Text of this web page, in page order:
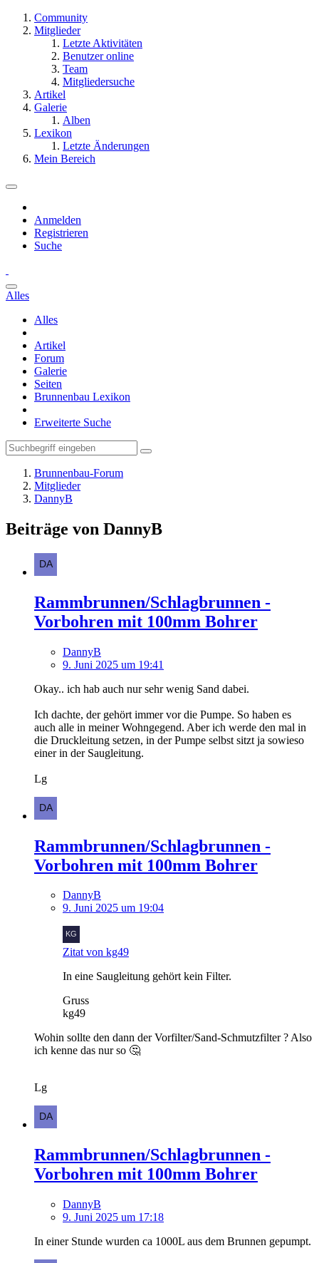
Community
Mitglieder
Letzte Aktivitäten
Benutzer online
Team
Mitgliedersuche
Artikel
Galerie
Alben
Lexikon
Letzte Änderungen
Mein Bereich
Anmelden
Registrieren
Suche
Alles
Alles
Artikel
Forum
Galerie
Seiten
Brunnenbau Lexikon
Erweiterte Suche
Brunnenbau-Forum
Mitglieder
DannyB
Beiträge von DannyB
Rammbrunnen/Schlagbrunnen -
Vorbohren mit 100mm Bohrer
DannyB
9. Juni 2025 um 19:41
Okay.. ich hab auch nur sehr wenig Sand dabei.
Ich dachte, der gehört immer vor die Pumpe. So haben es
auch alle in meiner Wohngegend. Aber ich werde den mal in
die Druckleitung setzen, in der Pumpe selbst sitzt ja sowieso
einer in der Saugleitung.
Lg
Rammbrunnen/Schlagbrunnen -
Vorbohren mit 100mm Bohrer
DannyB
9. Juni 2025 um 19:04
Zitat von kg49
In eine Saugleitung gehört kein Filter.
Gruss
kg49
Wohin sollte den dann der Vorfilter/Sand-Schmutzfilter ? Also
ich kenne das nur so 🤔
Lg
Rammbrunnen/Schlagbrunnen -
Vorbohren mit 100mm Bohrer
DannyB
9. Juni 2025 um 17:18
In einer Stunde wurden ca 1000L aus dem Brunnen gepumpt.